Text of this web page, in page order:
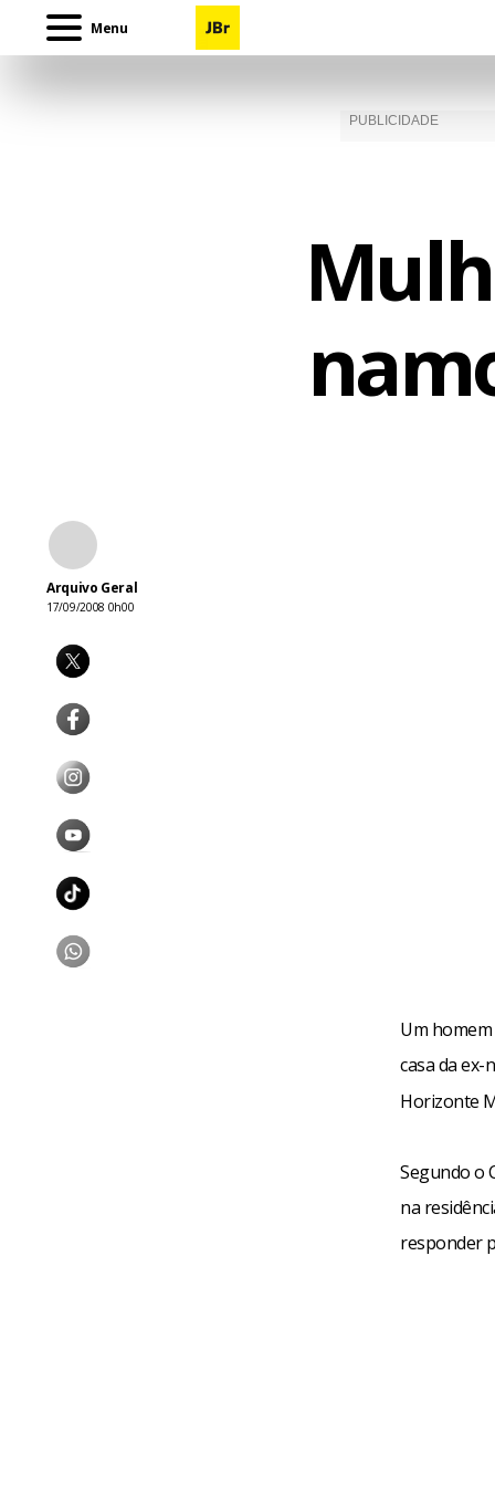
Menu
Arquivo Geral
17/09/2008 0h00
Um
casa da
Horizonte
Segundo o
na
responder